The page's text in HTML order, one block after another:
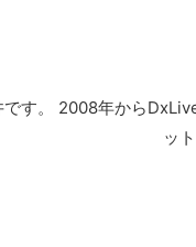
す。 2008年から
ッ